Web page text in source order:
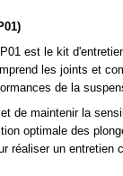
est le kit
les joints et
de la
de maintenir la
optimale des
réaliser un entretien